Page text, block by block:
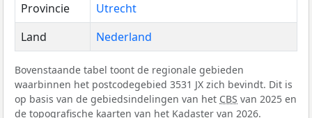
Provincie
Utrecht
Land
Nederland
Bovenstaande tabel toont de regionale gebieden
waarbinnen het postcodegebied 3531 JX zich bevindt. Dit is
op basis van de gebiedsindelingen van het CBS van 2025 en
de topografische kaarten van het Kadaster van 2026.